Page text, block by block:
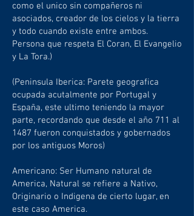
como el unico sin compañeros ni
asociados, creador de los cielos y la tierra
y todo cuando existe entre ambos.
Persona que respeta El Coran, El Evangelio
y La Tora.)
(Peninsula Iberica: Parete geografica
ocupada acutalmente por Portugal y
España, este ultimo teniendo la mayor
parte, recordando que desde el año 711 al
1487 fueron conquistados y gobernados
por los antiguos Moros)
Americano: Ser Humano natural de
America, Natural se refiere a Nativo,
Originario o Indigena de cierto lugar, en
este caso America.